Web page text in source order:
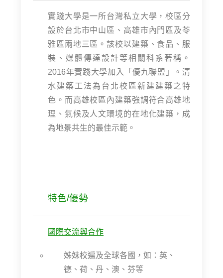
實踐大學是一所台灣私立大學，校區分
設於台北市中山區、高雄市內門區及苓
雅區兩地三區。該校以建築、食品、服
裝、媒體傳達設計等相關科系著稱。
2016年實踐大學加入「優九聯盟」。清
水建築工法為台北校區新建建築之特
色。而高雄校區內建築強調符合高雄地
理、氣候及人文環境的在地化建築，成
為地景共生的最佳示範。
特色/優勢
國際交流與合作
姊妹校遍及全球各國，如：英、
德、荷、丹、澳、芬等